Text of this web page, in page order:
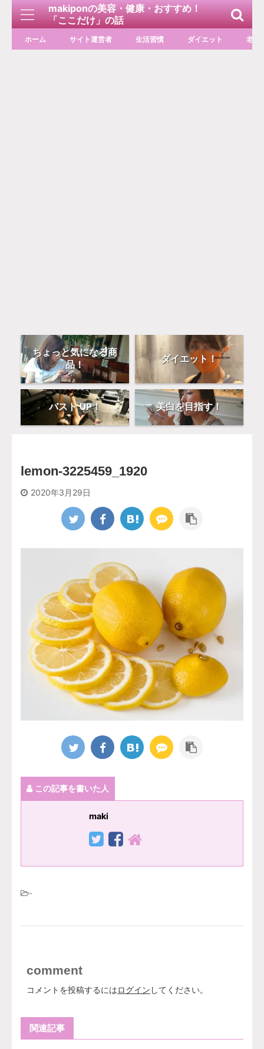
makiponの美容・健康・おすすめ！
「ここだけ」の話
ホーム サイト運営者 生活習慣 ダイエット 老化
ちょっと気になる商
品！
ダイエット！
バスト UP！ 美白を目指す！
lemon-3225459_1920
2020年3月29日
この記事を書いた人
maki
-
comment
コメントを投稿するにはログイン してください。
関連記事